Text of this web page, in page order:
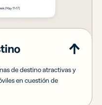
de destino atractivas y
en cuestión de